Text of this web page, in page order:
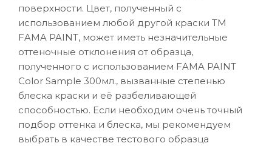
поверхности. Цвет, полученный с
использованием любой другой краски ТМ
FAMA PAINT, может иметь незначительные
оттеночные отклонения от образца,
полученного с использованием FAMA PAINT
Color Sample 300мл., вызванные степенью
блеска краски и её разбеливающей
способностью. Если необходим очень точный
подбор оттенка и блеска, мы рекомендуем
выбрать в качестве тестового образца